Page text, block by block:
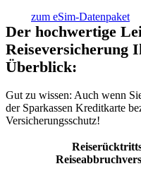
zum eSim-Datenpaket
Der hochwertige
Reiseversicherung
Überblick:
Gut zu wissen: Auch wenn
der Sparkassen Kreditkarte
Versicherungsschutz!